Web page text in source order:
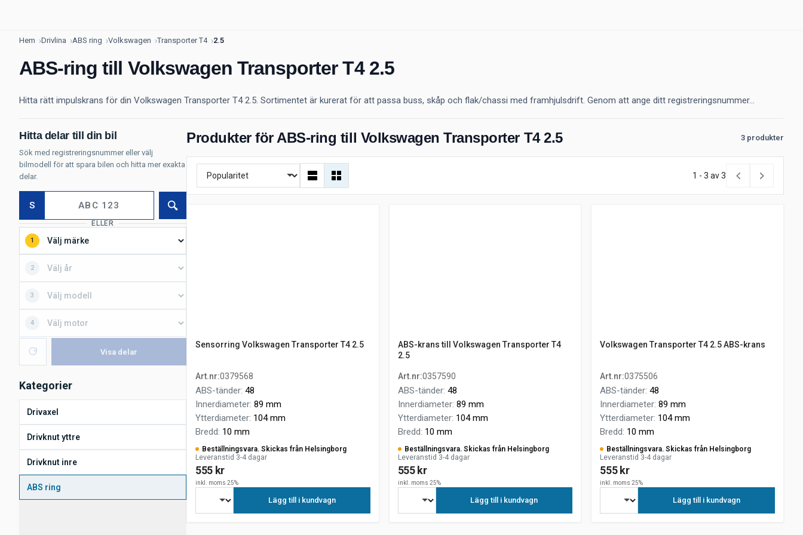
Hem Drivlina ABS ring Volkswagen Transporter T4 2.5
ABS-ring till Volkswagen Transporter T4 2.5
Hitta rätt impulskrans för din Volkswagen Transporter T4 2.5. Sortimentet är kurerat för att passa buss, skåp och flak/chassi med framhjulsdrift. Genom att ange ditt registreringsnummer...
Hitta delar till din bil
Sök med registreringsnummer eller välj
bilmodell för att spara bilen och hitta mer exakta
delar.
S Sök
ELLER
1
2
3
4
Visa delar
Kategorier
Drivaxel
Drivknut yttre
Drivknut inre
ABS ring
Produkter för ABS-ring till Volkswagen Transporter T4 2.5 3 produkter
1 - 3 av 3
Sensorring Volkswagen Transporter T4 2.5
Art.nr:0379568
ABS-tänder: 48
Innerdiameter: 89 mm
Ytterdiameter: 104 mm
Bredd: 10 mm
Beställningsvara. Skickas från Helsingborg
Leveranstid 3-4 dagar
555 kr
inkl. moms 25%
Lägg till i kundvagn
ABS-krans till Volkswagen Transporter T4
2.5
Art.nr:0357590
ABS-tänder: 48
Innerdiameter: 89 mm
Ytterdiameter: 104 mm
Bredd: 10 mm
Beställningsvara. Skickas från Helsingborg
Leveranstid 3-4 dagar
555 kr
inkl. moms 25%
Lägg till i kundvagn
Volkswagen Transporter T4 2.5 ABS-krans
Art.nr:0375506
ABS-tänder: 48
Innerdiameter: 89 mm
Ytterdiameter: 104 mm
Bredd: 10 mm
Beställningsvara. Skickas från Helsingborg
Leveranstid 3-4 dagar
555 kr
inkl. moms 25%
Lägg till i kundvagn